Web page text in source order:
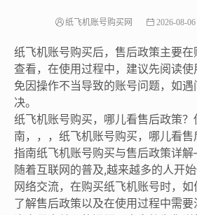
纸飞机账号购买网 2026-08-
纸飞机账号购买后，售后政策主要
查看，在使用过程中，建议先阅读
免因操作不当导致的账号问题，如
决。
纸飞机账号购买，哪儿看售后政策
南，，，纸飞机账号购买，哪儿看
指南纸飞机账号购买与售后政策详
随着互联网的普及,越来越多的人开
网络交流，在购买纸飞机账号时，如
了解售后政策以及在使用过程中需